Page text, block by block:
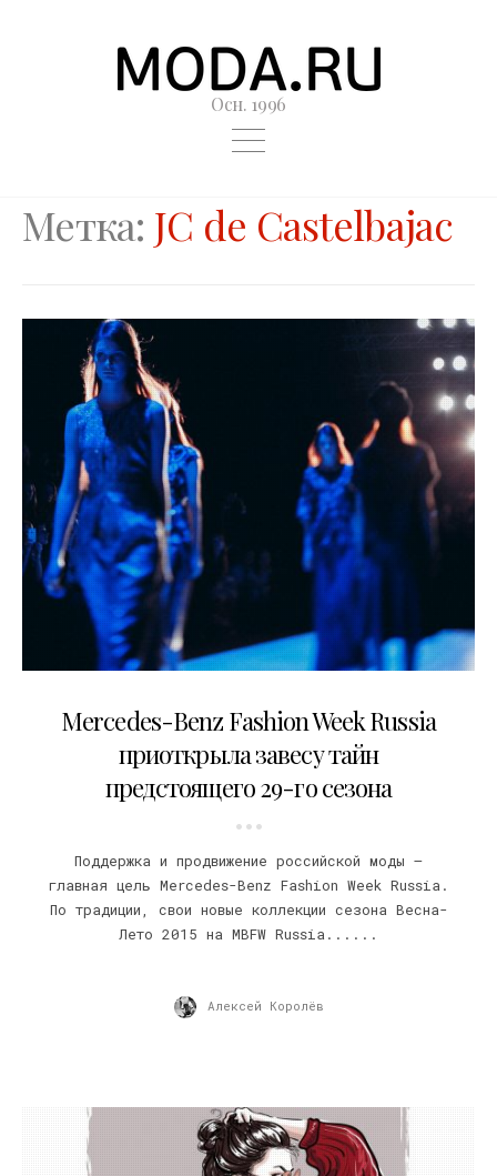
Осн. 1996
Метка: JC de Castelbajac
Mercedes-Benz Fashion Week Russia
приоткрыла завесу тайн
предстоящего 29-го сезона
Поддержка и продвижение российской моды –
главная цель Mercedes-Benz Fashion Week Russia.
По традиции, свои новые коллекции сезона Весна-
Лето 2015 на MBFW Russia......
Алексей Королёв